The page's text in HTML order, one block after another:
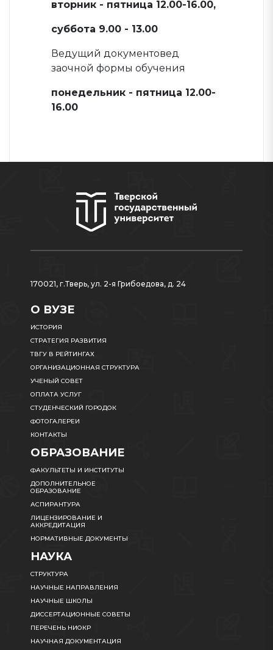
вторник - пятница 12.00-16.00,
суббота 9.00 - 13.00
Ведущий документовед
заочной формы обучения
понедельник - пятница 12.00-
16.00
170021, г.Тверь, ул. 2-я Грибоедова, д. 24
О ВУЗЕ
ИСТОРИЯ
СТРАТЕГИЯ РАЗВИТИЯ
ТВГУ В РЕЙТИНГАХ
ОРГАНИЗАЦИОННАЯ СТРУКТУРА
УЧЕНЫЙ СОВЕТ
ОПЛАТА УСЛУГ
СТУДЕНЧЕСКИЙ ГОРОДОК
ФОТОГАЛЕРЕИ
КОНТАКТЫ
ОБРАЗОВАНИЕ
ФАКУЛЬТЕТЫ И ИНСТИТУТЫ
ДОПОЛНИТЕЛЬНОЕ
ОБРАЗОВАНИЕ
АСПИРАНТУРА
ЛИЦЕНЗИРОВАНИЕ И
АККРЕДИТАЦИЯ
НОРМАТИВНЫЕ ДОКУМЕНТЫ
НАУКА
СТРУКТУРА
НАУЧНЫЕ НАПРАВЛЕНИЯ
НАУЧНЫЕ ШКОЛЫ
ДИССЕРТАЦИОННЫЕ СОВЕТЫ
ПЕРЕЧЕНЬ НИОКР
НАУЧНАЯ ДОКУМЕНТАЦИЯ